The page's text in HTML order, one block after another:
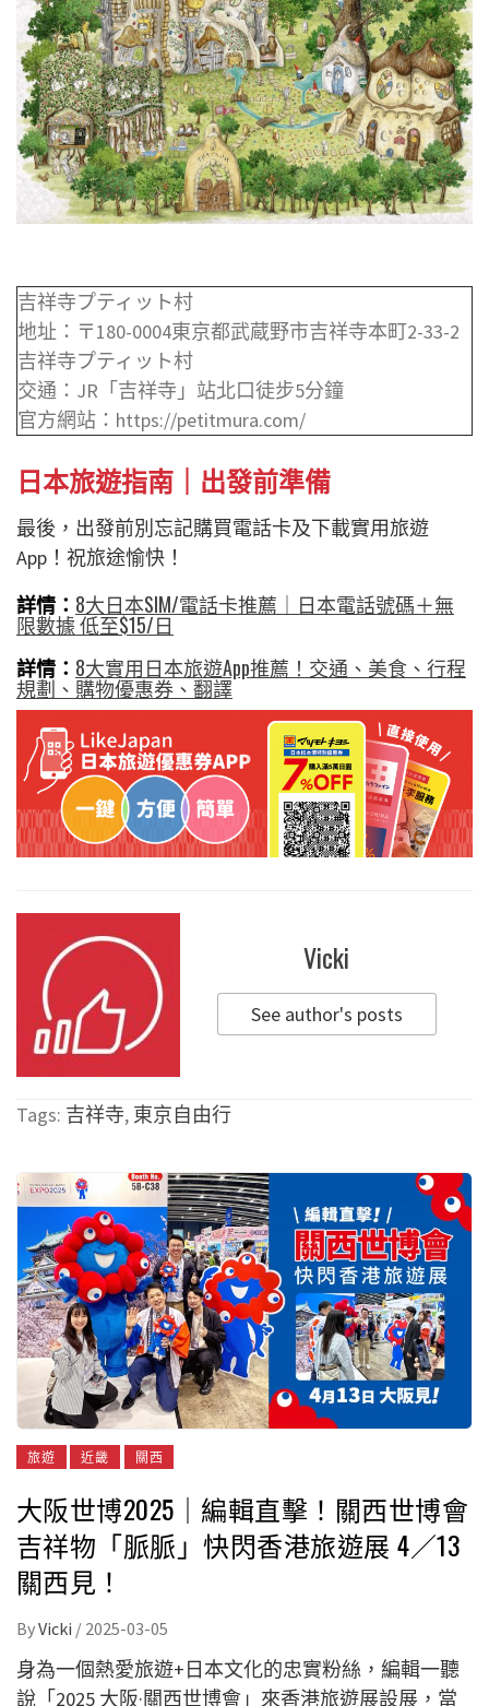
吉祥寺プティット村
地址：〒180-0004東京都武蔵野市吉祥寺本町2-33-2
吉祥寺プティット村
交通：JR「吉祥寺」站北口徒步5分鐘
官方網站：https://petitmura.com/
日本旅遊指南｜出發前準備
最後，出發前別忘記購買電話卡及下載實用旅遊
App！祝旅途愉快！
詳情： 8大日本SIM/電話卡推薦｜日本電話號碼＋無
限數據 低至$15/日
詳情： 8大實用日本旅遊App推薦！交通、美食、行程
規劃、購物優惠券、翻譯
Vicki
See author's posts
Tags: 吉祥寺, 東京自由行
旅遊 近畿 關西
大阪世博2025｜編輯直擊！關西世博會
吉祥物「脈脈」快閃香港旅遊展 4／13
關西見！
ByVicki / 2025-03-05
身為一個熱愛旅遊+日本文化的忠實粉絲，編輯一聽
說「2025 大阪·關西世博會」來香港旅遊展設展，當